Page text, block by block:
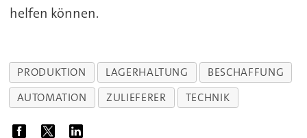
helfen können.
PRODUKTION LAGERHALTUNG
BESCHAFFUNG
AUTOMATION
ZULIEFERER TECHNIK